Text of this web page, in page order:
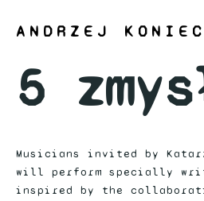
ANDRZEJ
5
Musicians invited by
will perform specially
inspired by the